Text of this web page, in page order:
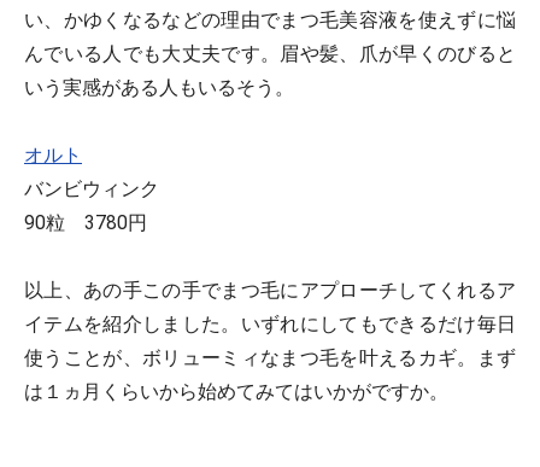
い、かゆくなるなどの理由でまつ毛美容液を使えずに悩
んでいる人でも大丈夫です。眉や髪、爪が早くのびると
いう実感がある人もいるそう。
オルト
バンビウィンク
90粒 3780円
以上、あの手この手でまつ毛にアプローチしてくれるア
イテムを紹介しました。いずれにしてもできるだけ毎日
使うことが、ボリューミィなまつ毛を叶えるカギ。まず
は１ヵ月くらいから始めてみてはいかがですか。